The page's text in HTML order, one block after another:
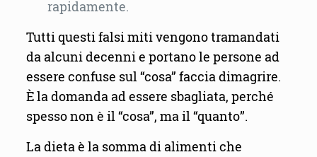
rapidamente.
Tutti questi falsi miti vengono tramandati
da alcuni decenni e portano le persone ad
essere confuse sul “cosa” faccia dimagrire.
È la domanda ad essere sbagliata, perché
spesso non è il “cosa”, ma il “quanto”.
La dieta è la somma di alimenti che